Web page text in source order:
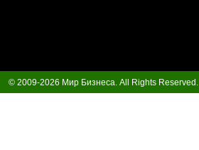
© 2009-2026 Мир Бизнеса. All Rights Reserved.